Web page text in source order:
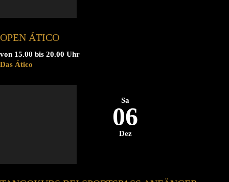
OPEN ÁTICO
von 15.00 bis 20.00 Uhr
Das Ático
Sa
06
Dez